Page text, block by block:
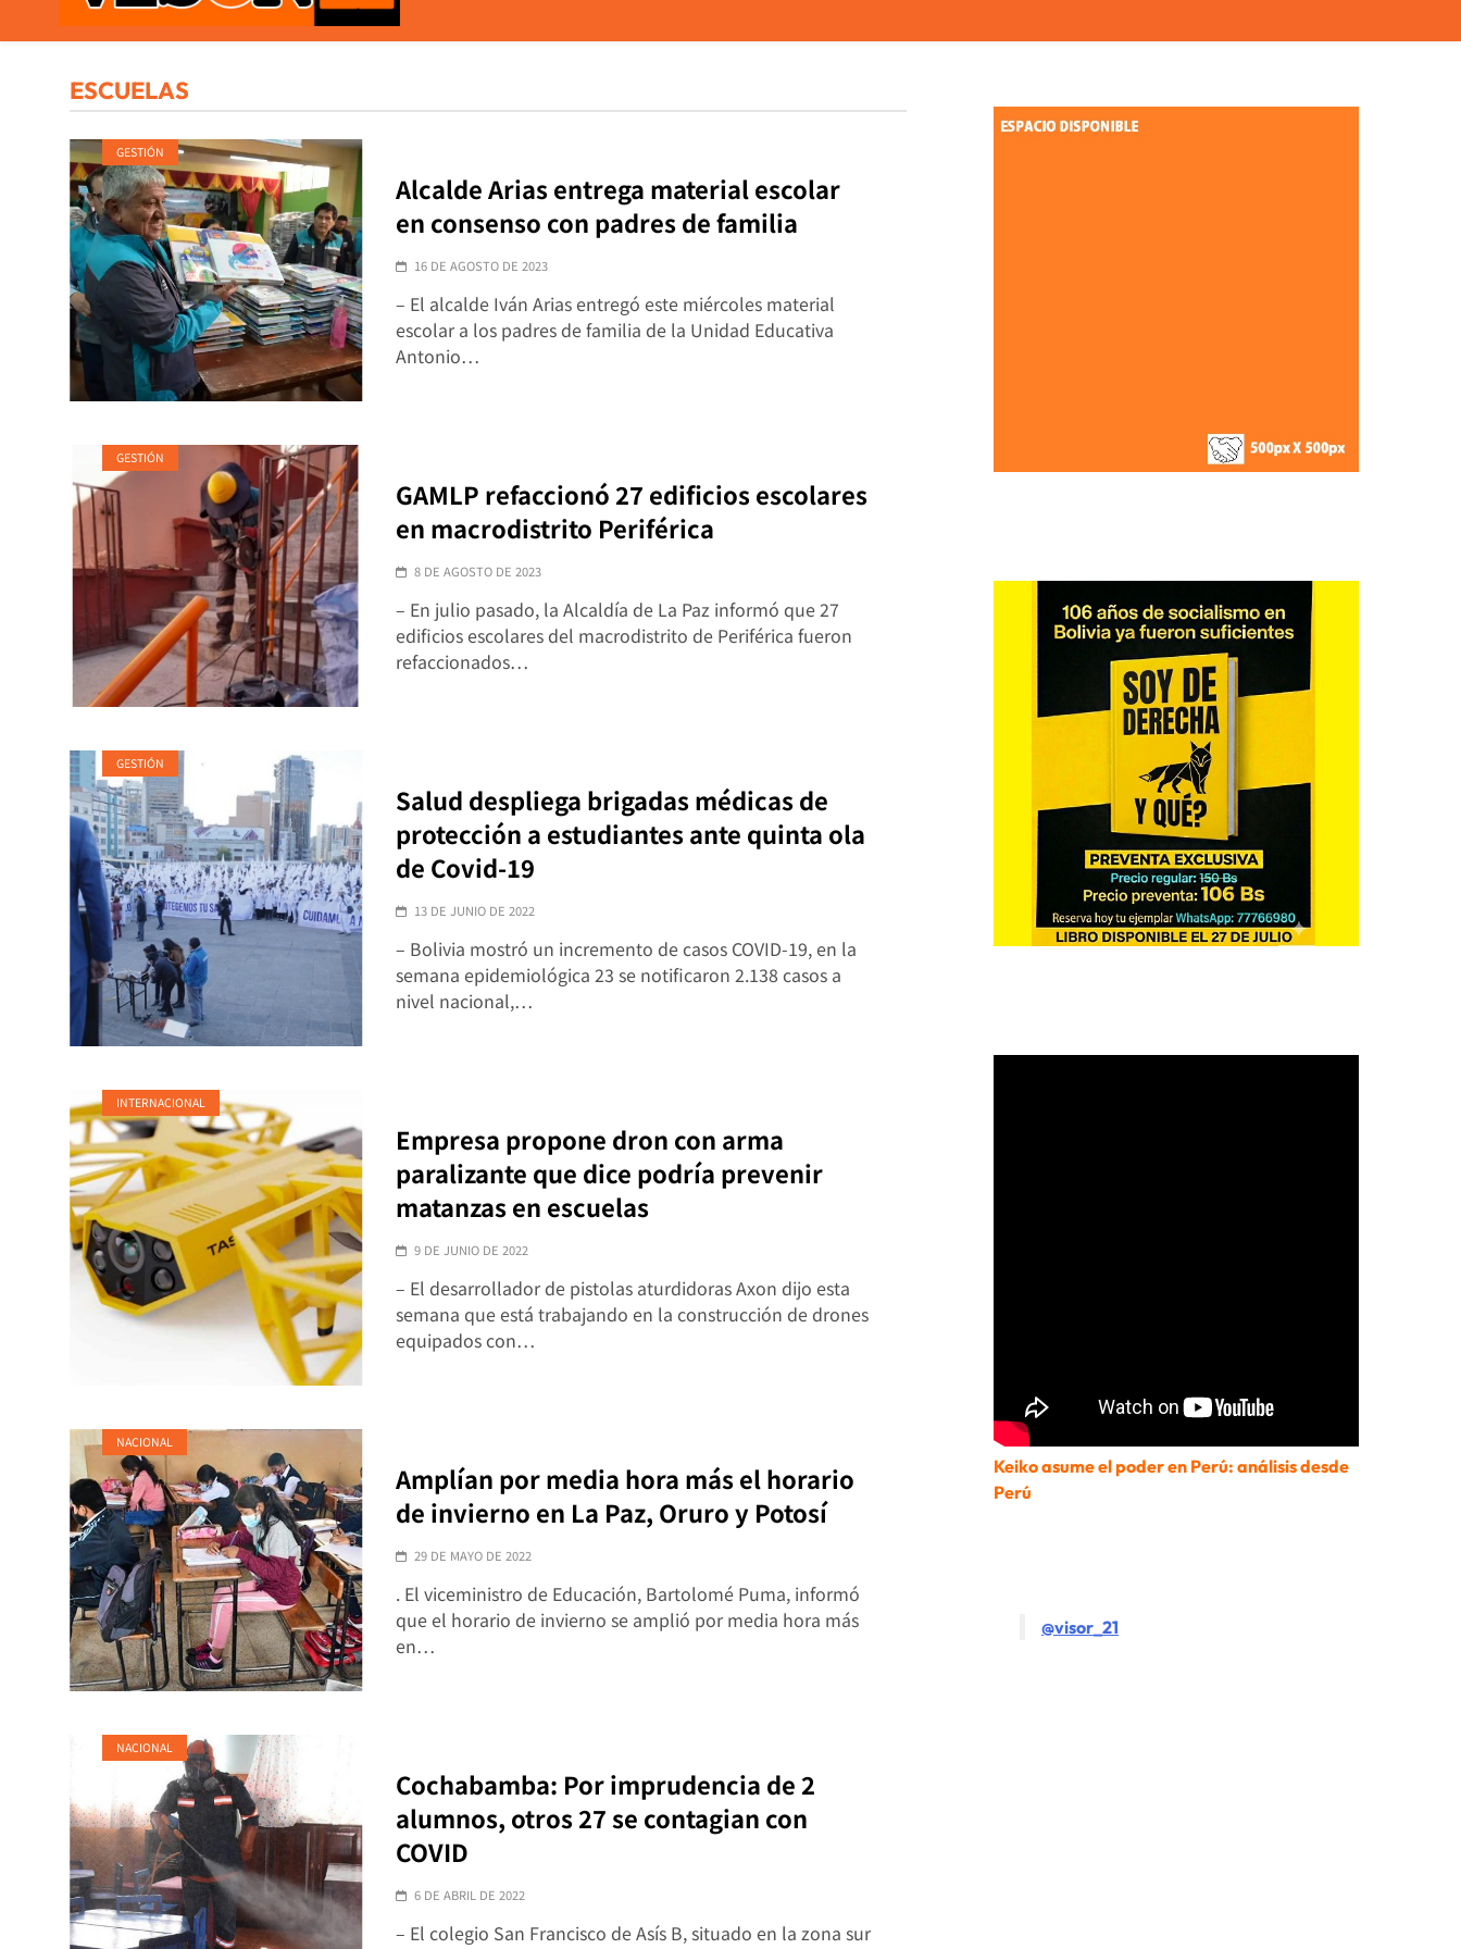
VISOR21
ESCUELAS
GESTIÓN
Alcalde Arias entrega material escolar
en consenso con padres de familia
16 DE AGOSTO DE 2023
– El alcalde Iván Arias entregó este miércoles material
escolar a los padres de familia de la Unidad Educativa
Antonio…
GESTIÓN
GAMLP refaccionó 27 edificios escolares
en macrodistrito Periférica
8 DE AGOSTO DE 2023
– En julio pasado, la Alcaldía de La Paz informó que 27
edificios escolares del macrodistrito de Periférica fueron
refaccionados…
GESTIÓN
Salud despliega brigadas médicas de
protección a estudiantes ante quinta ola
de Covid-19
13 DE JUNIO DE 2022
– Bolivia mostró un incremento de casos COVID-19, en la
semana epidemiológica 23 se notificaron 2.138 casos a
nivel nacional,…
INTERNACIONAL
Empresa propone dron con arma
paralizante que dice podría prevenir
matanzas en escuelas
9 DE JUNIO DE 2022
– El desarrollador de pistolas aturdidoras Axon dijo esta
semana que está trabajando en la construcción de drones
equipados con…
NACIONAL
Amplían por media hora más el horario
de invierno en La Paz, Oruro y Potosí
29 DE MAYO DE 2022
. El viceministro de Educación, Bartolomé Puma, informó
que el horario de invierno se amplió por media hora más
en…
NACIONAL
Cochabamba: Por imprudencia de 2
alumnos, otros 27 se contagian con
COVID
6 DE ABRIL DE 2022
– El colegio San Francisco de Asís B, situado en la zona sur
Keiko asume el poder en Perú: análisis desde
Perú
@visor_21